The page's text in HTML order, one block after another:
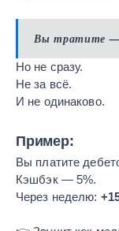
Вы тратите —
Но не сразу.
Не за всё.
И не одинаково.
Пример:
Вы платите
Кэшбэк — 5%.
Через неделю: